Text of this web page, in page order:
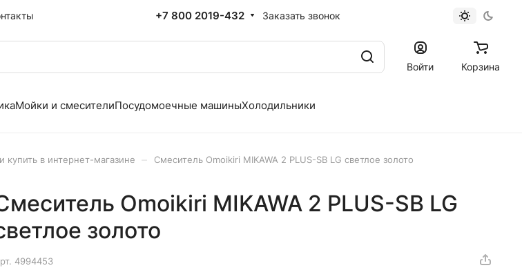
+7 800 2019-432 Заказать звонок
Войти Корзина
Мойки и смесителиПосудомоечные машиныХолодильники
купить в интернет-магазине Смеситель Omoikiri MIKAWA 2 PLUS-SB LG светлое золото
Omoikiri MIKAWA 2 PLUS-SB LG
золото
4994453